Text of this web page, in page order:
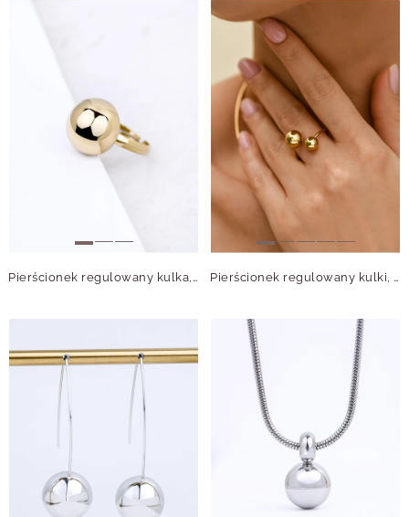
Pierścionek regulowany kulka, stal pozłacana S412544Z00-0 Pierścionek regulowany kulki, stal pozłacana S412555Z00-0